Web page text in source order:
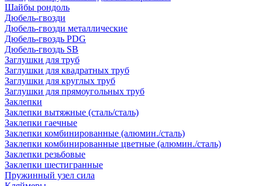
Шайбы рондоль
Дюбель-гвозди
Дюбель-гвозди металлические
Дюбель-гвоздь PDG
Дюбель-гвоздь SB
Заглушки для труб
Заглушки для квадратных труб
Заглушки для круглых труб
Заглушки для прямоугольных труб
Заклепки
Заклепки вытяжные (сталь/сталь)
Заклепки гаечные
Заклепки комбинированные (алюмин./сталь)
Заклепки комбинированные цветные (алюмин./сталь)
Заклепки резьбовые
Заклепки шестигранные
Пружинный узел сила